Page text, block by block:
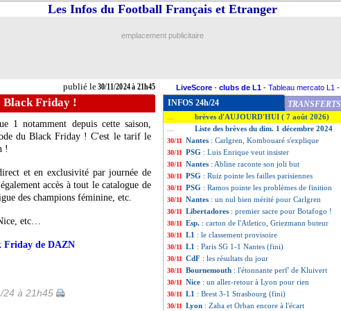
publié le30/11/2024 à 21h45
Les Infos du Football Français et Etranger
emplacement publicitaire
LiveScore - clubs de L1 - Tableau mercato L1 -
Black Friday !
1 notamment depuis cette saison,
du Black Friday ! C'est le tarif le
!
et en exclusivité par journée de
accès à tout le catalogue de
des champions féminine, etc.
etc…
Friday de DAZN
24 à 21h45
INFOS 24h/24 TRANSFERTS
brèves d'AUJOURD'HUI ( 7 août 2026)
Liste des brèves du dim. 1 décembre 2024
30/11 Nantes : Carlgren, Kombouaré s'explique
30/11 PSG : Luis Enrique veut insister
30/11 Nantes : Abline raconte son joli but
30/11 PSG : Ruiz pointe les failles parisiennes
30/11 PSG : Ramos pointe les problèmes de finition
30/11 Nantes : un nul bien mérité pour Carlgren
30/11 Libertadores : premier sacre pour Botafogo !
30/11 Esp. : carton de l'Atletico, Griezmann buteur
30/11 L1 : le classement provisoire
30/11 L1 : Paris SG 1-1 Nantes (fini)
30/11 CdF : les résultats du jour
30/11 Bournemouth : l'étonnante perf' de Kluivert
30/11 Nice : un aller-retour à Lyon pour rien
30/11 L1 : Brest 3-1 Strasbourg (fini)
30/11 Lyon : Zaha et Orban encore à l'écart